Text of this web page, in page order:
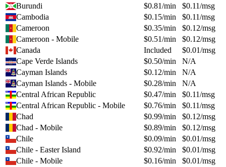
Burundi
$0.81/min $0.11/msg
Cambodia
$0.15/min $0.11/msg
Cameroon
$0.35/min $0.12/msg
Cameroon - Mobile
$0.51/min $0.12/msg
Canada
Included $0.01/msg
Cape Verde Islands
$0.50/min
N/A
Cayman Islands
$0.12/min
N/A
Cayman Islands - Mobile
$0.28/min
N/A
Central African Republic
$0.47/min $0.11/msg
Central African Republic - Mobile
$0.76/min $0.11/msg
Chad
$0.99/min $0.12/msg
Chad - Mobile
$0.89/min $0.12/msg
Chile
$0.09/min $0.01/msg
Chile - Easter Island
$0.92/min $0.01/msg
Chile - Mobile
$0.16/min $0.01/msg